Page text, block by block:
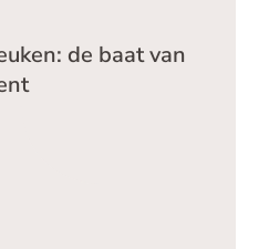
de baat van